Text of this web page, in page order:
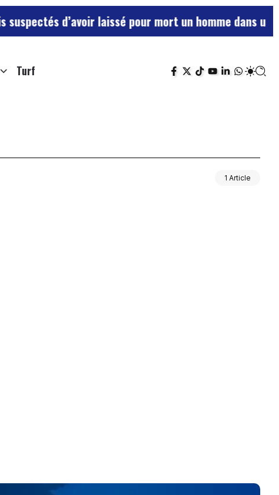
d’avoir laissé pour mort un homme dans une
Turf
1 Article